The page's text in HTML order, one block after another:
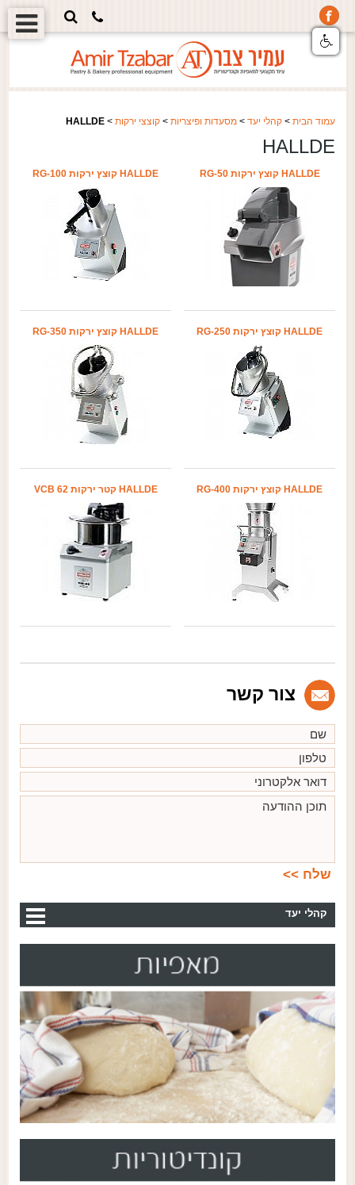
עמוד הבית> קהלי יעד> מסעדות ופיצריות> קוצצי ירקות>
HALLDE
HALLDE
HALLDE קוצץ ירקות RG-50 HALLDE קוצץ ירקות RG-100
HALLDE קוצץ ירקות RG-250 HALLDE קוצץ ירקות RG-350
HALLDE קוצץ ירקות RG-400 HALLDE קטר ירקות VCB 62
צור קשר
קהלי יעד